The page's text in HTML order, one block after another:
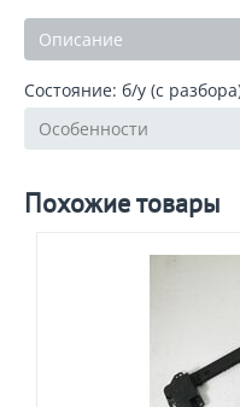
Описание
Состояние: б/у (с
Особенности
Похожие товары